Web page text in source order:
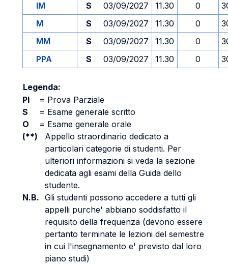
IM S 03/09/2027 11.30 0
M
S 03/09/2027 11.30 0
MM
S 03/09/2027 11.30 0
PPA
S 03/09/2027 11.30 0
Legenda:
PI
= Prova Parziale
S
= Esame generale scritto
O
= Esame generale orale
(**)
Appello straordinario dedicato a
particolari categorie di studenti. Per
ulteriori informazioni si veda la sezione
dedicata agli esami della Guida dello
studente.
N.B. Gli studenti possono accedere a tutti gli
appelli purche' abbiano soddisfatto il
requisito della frequenza (devono essere
pertanto terminate le lezioni del semestre
in cui l'insegnamento e' previsto dal loro
piano studi)